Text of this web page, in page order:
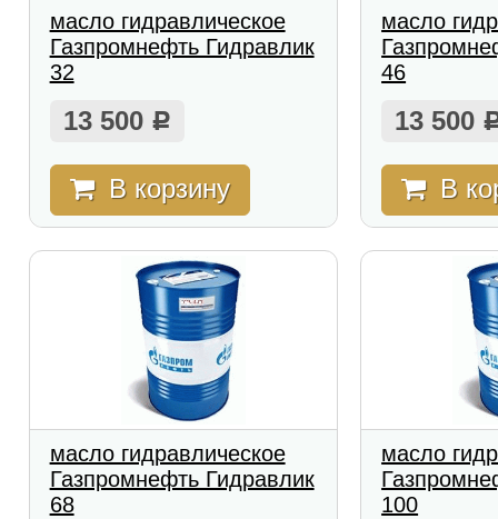
масло гидравлическое
Газпромнефть Гидравлик
32
13 500 Р
В корзину
масло
46
13 500
В
масло гидравлическое
Газпромнефть Гидравлик
68
масло
100